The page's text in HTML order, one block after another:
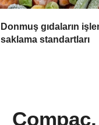
Donmuş gıdaların
saklama standartları